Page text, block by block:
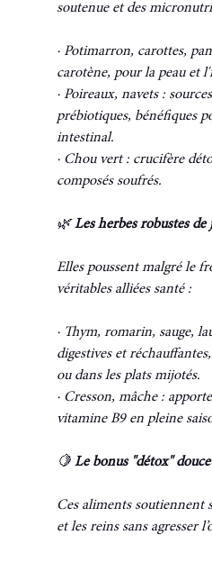
soutenue et des
· Potimarron, carottes,
carotène, pour la peau et
· Poireaux, navets :
prébiotiques, bénéfiques
intestinal.
· Chou vert : crucifère
composés soufrés.
🌿 Les herbes robustes de
Elles poussent malgré le
véritables alliées santé :
· Thym, romarin, sauge,
digestives et
ou dans les plats mijotés.
· Cresson, mâche :
vitamine B9 en pleine
🍋 Le bonus "détox" douce
Ces aliments soutiennent
et les reins sans agresser